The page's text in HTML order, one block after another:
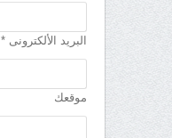
البريد الألكترونى *
موقعك